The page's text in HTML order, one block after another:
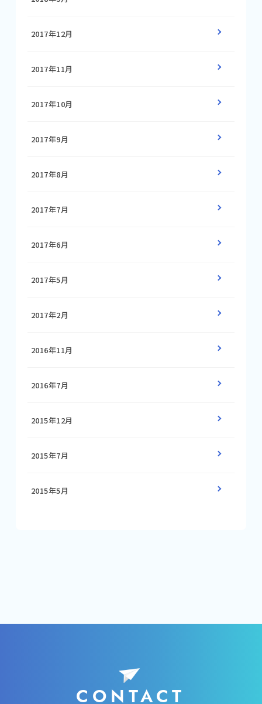
2017年12月
2017年11月
2017年10月
2017年9月
2017年8月
2017年7月
2017年6月
2017年5月
2017年2月
2016年11月
2016年7月
2015年12月
2015年7月
2015年5月
CONTACT